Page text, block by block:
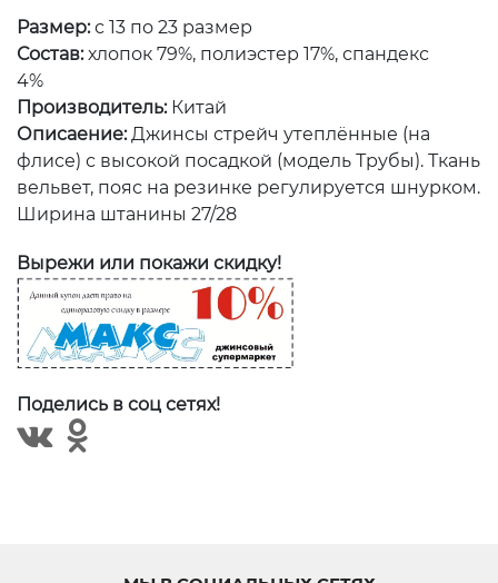
Размер:с 13 по 23 размер
Состав:хлопок 79%, полиэстер 17%, спандекс
4%
Производитель:Китай
Описаение:Джинсы стрейч утеплённые (на
флисе) с высокой посадкой (модель Трубы). Ткань
вельвет, пояс на резинке регулируется шнурком.
Ширина штанины 27/28
Вырежи или покажи скидку!
Поделись в соц сетях!